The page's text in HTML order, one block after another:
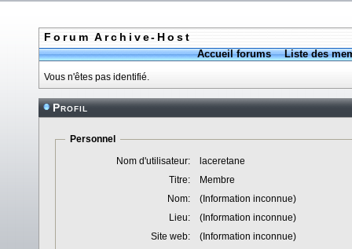
Forum Archive-Host
Accueil forums Liste des
Vous n'êtes pas identifié.
Profil
Personnel
Nom d'utilisateur:
laceretane
Titre:
Membre
Nom:
(Information inconnue)
Lieu:
(Information inconnue)
Site web:
(Information inconnue)